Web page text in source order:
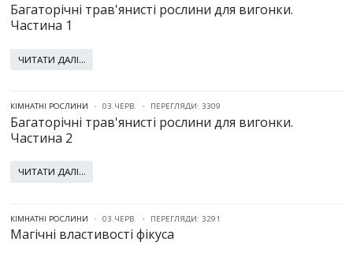
Багаторічні трав'янисті рослини для вигонки.
Частина 1
ЧИТАТИ ДАЛІ...
КІМНАТНІ РОСЛИНИ 03.ЧЕРВ. ПЕРЕГЛЯДИ: 3309
Багаторічні трав'янисті рослини для вигонки.
Частина 2
ЧИТАТИ ДАЛІ...
КІМНАТНІ РОСЛИНИ 03.ЧЕРВ. ПЕРЕГЛЯДИ: 3291
Магічні властивості фікуса